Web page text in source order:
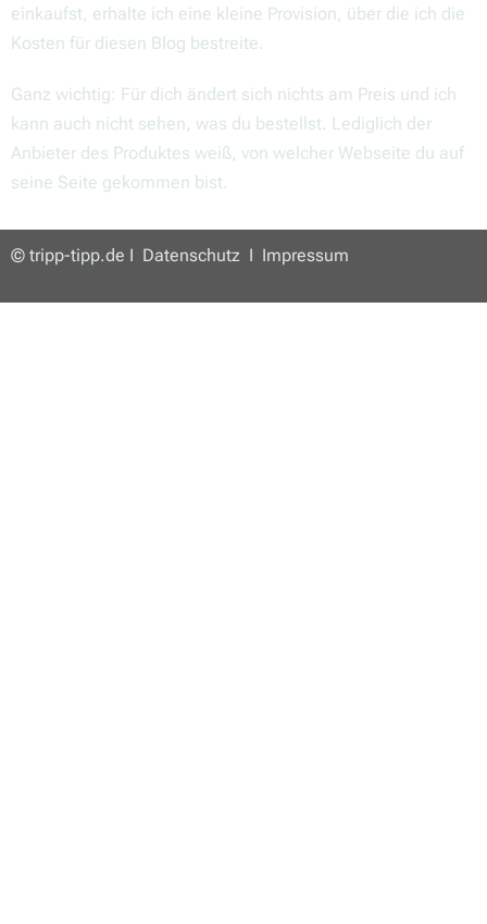
einkaufst, erhalte ich eine kleine Provision, über die ich die
Kosten für diesen Blog bestreite.
Ganz wichtig: Für dich ändert sich nichts am Preis und ich
kann auch nicht sehen, was du bestellst. Lediglich der
Anbieter des Produktes weiß, von welcher Webseite du auf
seine Seite gekommen bist.
© tripp-tipp.de I Datenschutz I Impressum